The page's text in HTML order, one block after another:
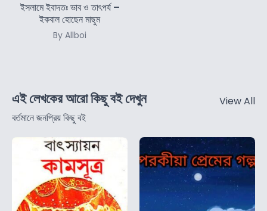
ইসলামে ইবাদতঃ ভাব ও তাৎপর্য –
ইকবাল হোছেন মাছুম
By Allboi
এই লেখকের আরো কিছু বই দেখুন
বর্তমানে জনপ্রিয় কিছু বই
View All